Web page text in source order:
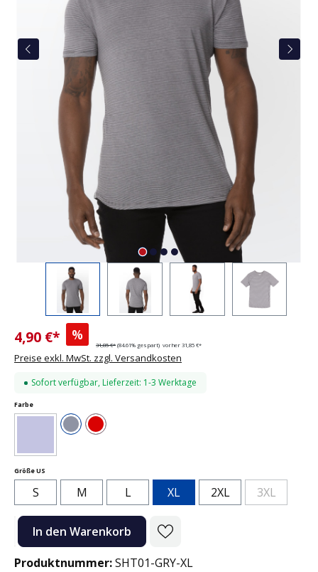
4,90 €* %
31,85 €* (84.61% gespart) vorher 31,85 €*
Preise exkl. MwSt. zzgl. Versandkosten
Sofort verfügbar, Lieferzeit: 1-3 Werktage
Farbeauswählen
GrauRot
Größe US
S M L XL 2XL 3XL(Diese
Produkt Anzahl: Gib den gewünschten Wert ein oder benutze die
In den Warenkorb
Produktnummer:SHT01-GRY-XL